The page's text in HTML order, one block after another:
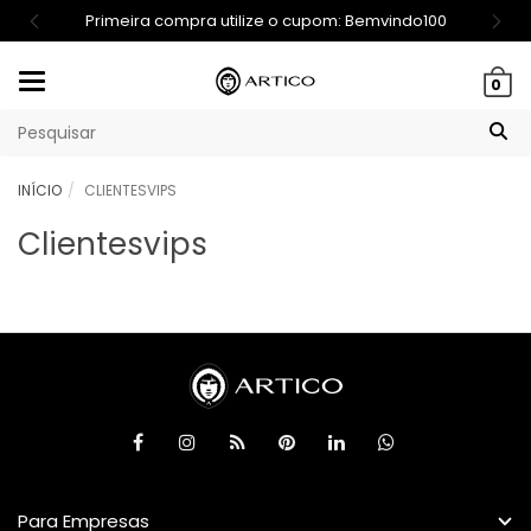
Primeira compra utilize o cupom: Bemvindo100
0
INÍCIO CLIENTESVIPS
Clientesvips
Para Empresas